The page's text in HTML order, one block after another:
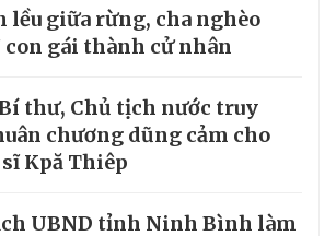
lều giữa rừng, cha nghèo
con gái thành cử nhân
thư, Chủ tịch nước truy
chương dũng cảm cho
Kpă Thiêp
UBND tỉnh Ninh Bình làm